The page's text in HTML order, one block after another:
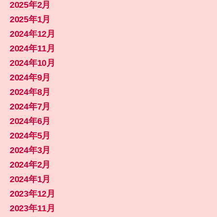
2025年2月
2025年1月
2024年12月
2024年11月
2024年10月
2024年9月
2024年8月
2024年7月
2024年6月
2024年5月
2024年3月
2024年2月
2024年1月
2023年12月
2023年11月